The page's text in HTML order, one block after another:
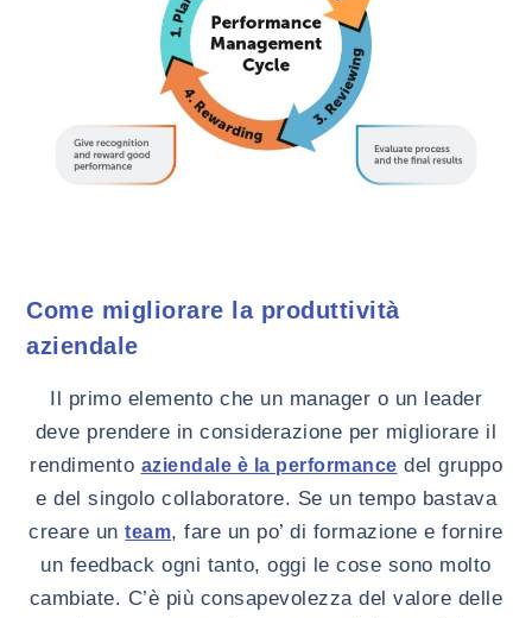
Come migliorare la produttività
aziendale
Il primo elemento che un manager o un leader
deve prendere in considerazione per migliorare il
rendimento aziendale è la performance del gruppo
e del singolo collaboratore. Se un tempo bastava
creare unteam, fare un po’ di formazione e fornire
un feedback ogni tanto, oggi le cose sono molto
cambiate. C’è più consapevolezza del valore delle